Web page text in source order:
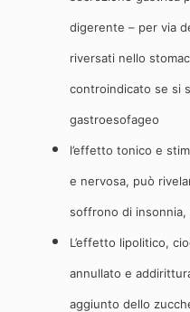
digerente – per via
riversati nello
controindicato se si
gastroesofageo
l’effetto tonico e
e nervosa, può
soffrono di insonnia,
L’effetto lipolitico,
annullato e
aggiunto dello